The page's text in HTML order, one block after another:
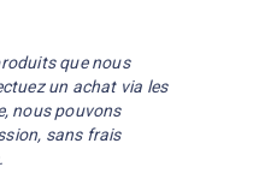
que nous
un achat via les
nous pouvons
sans frais